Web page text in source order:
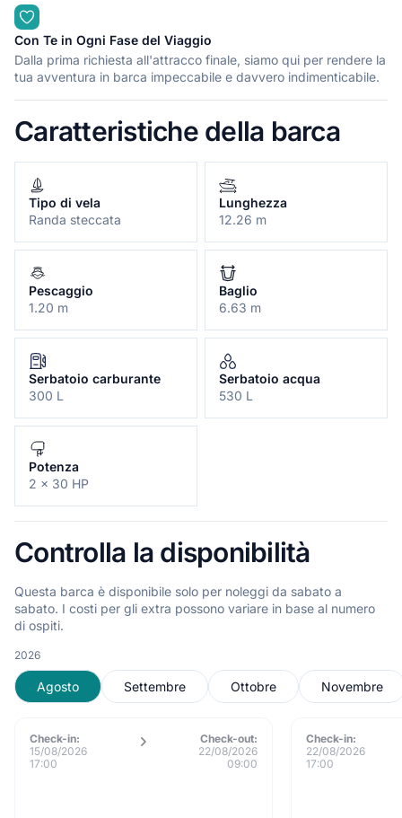
Con Te in Ogni Fase del Viaggio
Dalla prima richiesta all'attracco finale, siamo qui per rendere la
tua avventura in barca impeccabile e davvero indimenticabile.
Caratteristiche della barca
Tipo di vela
Randa steccata
Lunghezza
12.26 m
Pescaggio
1.20 m
Baglio
6.63 m
Serbatoio carburante
300 L
Serbatoio acqua
530 L
Potenza
2 x 30 HP
Controlla la disponibilità
Questa barca è disponibile solo per noleggi da sabato a
sabato. I costi per gli extra possono variare in base al numero
di ospiti.
2026
Agosto Settembre Ottobre Novembre
Check-in:
15/08/2026
17:00
Check-out:
22/08/2026
09:00
Check-in:
22/08/2026
17:00